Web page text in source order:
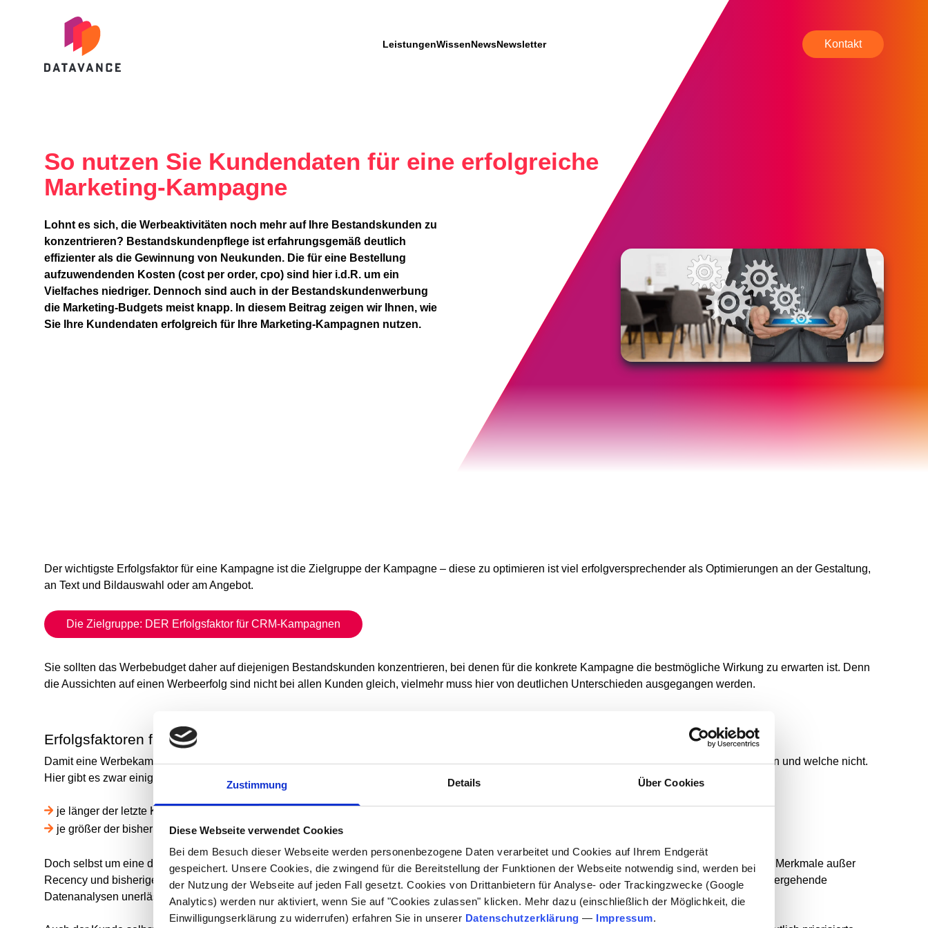
Zustimmung Details Über Cookies
Diese Webseite verwendet Cookies
Bei dem Besuch dieser Webseite werden personenbezogene Daten verarbeitet und Cookies auf Ihrem Endgerät
gespeichert. Unsere Cookies, die zwingend für die Bereitstellung der Funktionen der Webseite notwendig sind, werden bei
der Nutzung der Webseite auf jeden Fall gesetzt. Cookies von Drittanbietern für Analyse- oder Trackingzwecke (Google
Analytics) werden nur aktiviert, wenn Sie auf "Cookies zulassen" klicken. Mehr dazu (einschließlich der Möglichkeit, die
Einwilligungserklärung zu widerrufen) erfahren Sie in unserer Datenschutzerklärung — Impressum.
datavance GmbH
LeistungenWissenNewsNewsletter Kontakt
So nutzen Sie Kundendaten für eine erfolgreiche
Marketing-Kampagne
Lohnt es sich, die Werbeaktivitäten noch mehr auf Ihre Bestandskunden zu
konzentrieren? Bestandskundenpflege ist erfahrungsgemäß deutlich
effizienter als die Gewinnung von Neukunden. Die für eine Bestellung
aufzuwendenden Kosten (cost per order, cpo) sind hier i.d.R. um ein
Vielfaches niedriger. Dennoch sind auch in der Bestandskundenwerbung
die Marketing-Budgets meist knapp. In diesem Beitrag zeigen wir Ihnen, wie
Sie Ihre Kundendaten erfolgreich für Ihre Marketing-Kampagnen nutzen.
Der wichtigste Erfolgsfaktor für eine Kampagne ist die Zielgruppe der Kampagne – diese zu optimieren ist viel erfolgversprechender als Optimierungen an der Gestaltung,
an Text und Bildauswahl oder am Angebot.
Die Zielgruppe: DER Erfolgsfaktor für CRM-Kampagnen
Sie sollten das Werbebudget daher auf diejenigen Bestandskunden konzentrieren, bei denen für die konkrete Kampagne die bestmögliche Wirkung zu erwarten ist. Denn
die Aussichten auf einen Werbeerfolg sind nicht bei allen Kunden gleich, vielmehr muss hier von deutlichen Unterschieden ausgegangen werden.
Erfolgsfaktoren für Ihre Marketing-Kampagne
Damit eine Werbekampagne an Bestandskunden effizient ist, ist es also wichtig herauszufinden, welche Kunden einen guten Werbeerfolg versprechen und welche nicht.
Hier gibt es zwar einige recht
je länger der letzte Kauf zurückliegt, desto geringer sind die Erfolgsaussichten
je größer der bisherige Umsatz, desto besser sind die Erfolgsaussichten
Doch selbst um eine dieser Regeln anzuwenden, ist ein Mindestmaß an Datenanalyse erforderlich . Will man darüber hinaus wissen, welche weiteren Merkmale außer
Recency und bisherigem Umsatz für den Werbeerfolg eine Rolle spielen oder wie der Trade-off zwischen diesen beiden Merkmalen aussieht, sind tiefergehende
Datenanalysen unerlässlich.